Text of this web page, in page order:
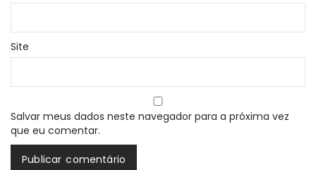
Site
Salvar meus dados neste navegador para a próxima vez
que eu comentar.